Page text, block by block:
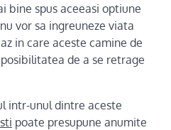
bine spus aceeasi optiune
vor sa ingreuneze viata
in care aceste camine de
de a se retrage
intr-unul dintre aceste
poate presupune anumite